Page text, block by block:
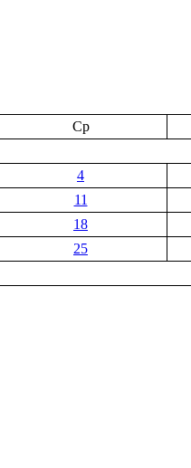
Ср
4
11
18
25